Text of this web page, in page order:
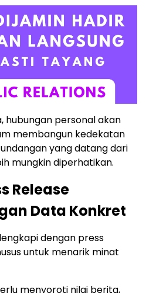
hubungan personal akan
membangun kedekatan
yang datang dari
mungkin diperhatikan.
Release
Data Konkret
dengan press
untuk menarik minat
menyoroti nilai berita,